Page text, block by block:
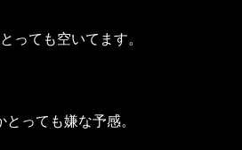
っても空いてます。
とっても嫌な予感。